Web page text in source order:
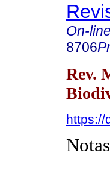
On-
8706
Rev.
https://